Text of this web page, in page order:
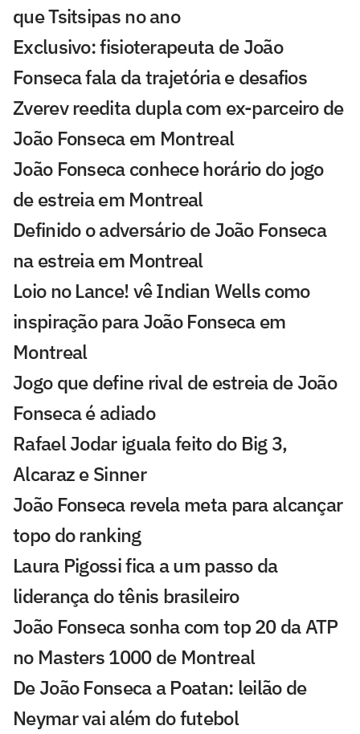
que Tsitsipas no ano
Exclusivo: fisioterapeuta de João
Fonseca fala da trajetória e desafios
Zverev reedita dupla com ex-parceiro de
João Fonseca em Montreal
João Fonseca conhece horário do jogo
de estreia em Montreal
Definido o adversário de João Fonseca
na estreia em Montreal
Loio no Lance! vê Indian Wells como
inspiração para João Fonseca em
Montreal
Jogo que define rival de estreia de João
Fonseca é adiado
Rafael Jodar iguala feito do Big 3,
Alcaraz e Sinner
João Fonseca revela meta para alcançar
topo do ranking
Laura Pigossi fica a um passo da
liderança do tênis brasileiro
João Fonseca sonha com top 20 da ATP
no Masters 1000 de Montreal
De João Fonseca a Poatan: leilão de
Neymar vai além do futebol